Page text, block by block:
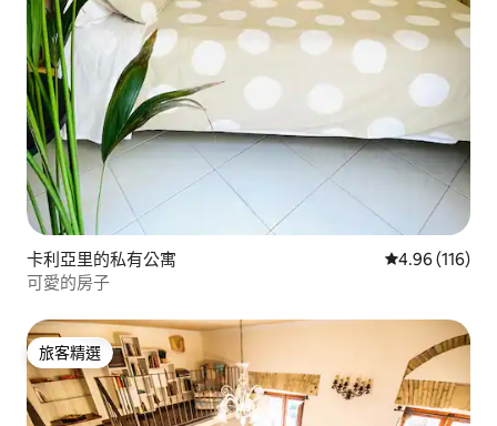
卡利亞里的私有公寓 從 116 則評價
4.96 (116)
可愛的房子
旅客精選
旅客精選